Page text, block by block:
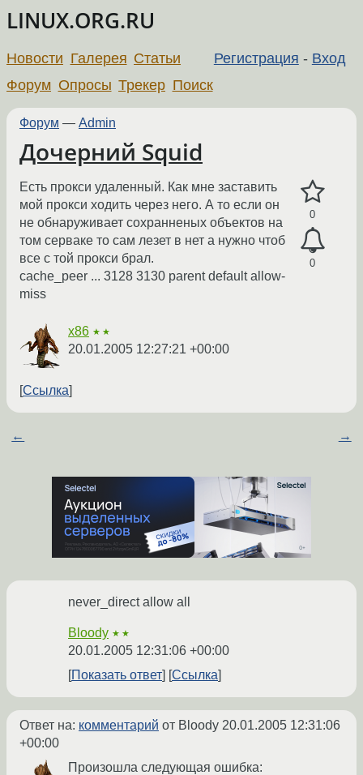
LINUX.ORG.RU
Регистрация - Вход
Новости Галерея Статьи
Форум Опросы Трекер Поиск
Форум — Admin
Дочерний Squid
0
0
Есть прокси удаленный. Как мне заставить
мой прокси ходить через него. А то если он
не обнаруживает сохранненых объектов на
том серваке то сам лезет в нет а нужно чтоб
все с той прокси брал.
cache_peer ... 3128 3130 parent default allow-
miss
x86 ★★
20.01.2005 12:27:21 +00:00
Ссылка
← →
never_direct allow all
Bloody ★★
20.01.2005 12:31:06 +00:00
Показать ответ
Ссылка
Ответ на: комментарий от Bloody 20.01.2005 12:31:06
+00:00
Произошла следующая ошибка: